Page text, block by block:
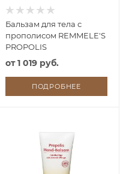
Бальзам для тела с
прополисом REMMELE'S
PROPOLIS
от1 019 руб.
ПОДРОБНЕЕ